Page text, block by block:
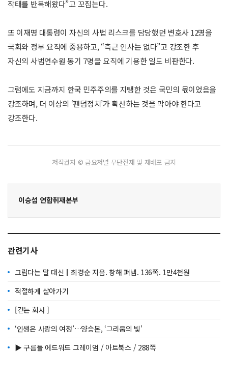
작태를 반복해왔다”고 꼬집는다.
또 이재명 대통령이 자신의 사법 리스크를 담당했던 변호사 12명을
국회와 정부 요직에 중용하고, “측근 인사는 없다”고 강조한 후
자신의 사법연수원 동기 7명을 요직에 기용한 일도 비판한다.
그럼에도 지금까지 한국 민주주의를 지탱한 것은 국민의 몫이었음을
강조하며, 더 이상의 ‘팬덤정치’가 확산하는 것을 막아야 한다고
강조한다.
저작권자 © 금요저널 무단전재 및 재배포 금지
이승섭 연합취재본부
관련기사
그립다는 말 대신┃최경순 지음. 창해 펴냄. 136쪽. 1만4천원
적절하게 살아가기
[걷는 회사 ]
‘인생은 사랑의 여정’…양승본, ‘그리움의 빛’
▶ 구름들 에드워드 그레이엄 / 아트북스 / 288쪽